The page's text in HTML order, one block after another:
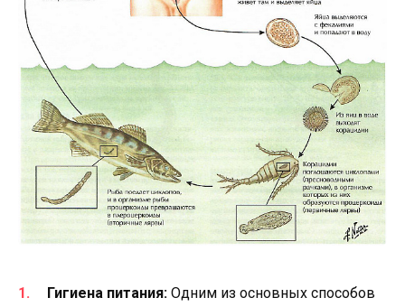
Гигиена питания: Одним из основных способов